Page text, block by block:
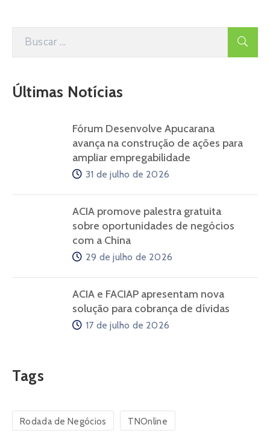
Últimas Notícias
Fórum Desenvolve Apucarana
avança na construção de ações para
ampliar empregabilidade
31 de julho de 2026
ACIA promove palestra gratuita
sobre oportunidades de negócios
com a China
29 de julho de 2026
ACIA e FACIAP apresentam nova
solução para cobrança de dívidas
17 de julho de 2026
Tags
Rodada de Negócios TNOnline